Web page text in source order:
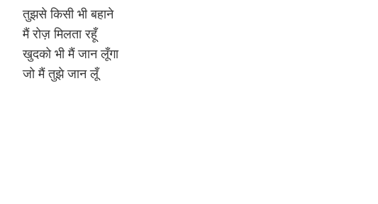
तुझसे किसी भी बहाने
मैं रोज़ मिलता रहूँ
खुदको भी मैं जान लूँगा
जो मैं तुझे जान लूँ